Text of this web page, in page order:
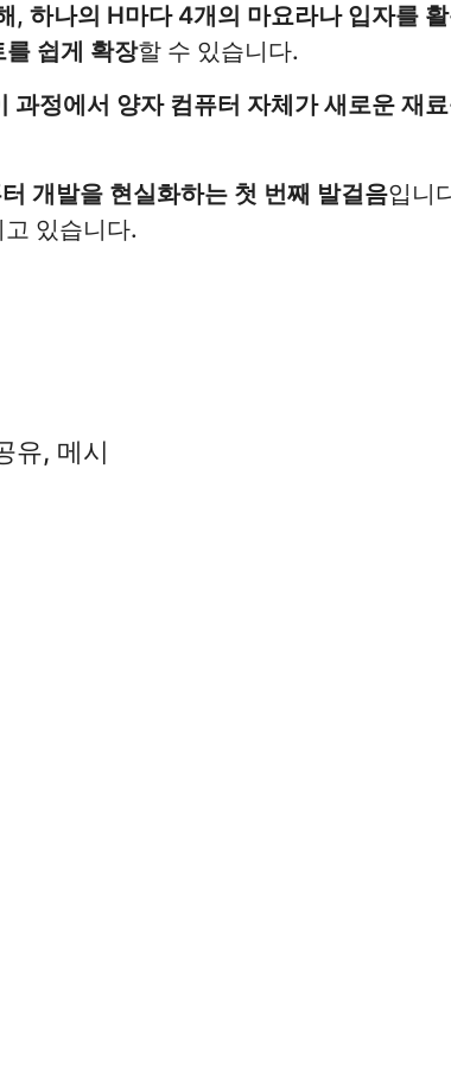
, 하나의 H마다 4개의 마요라나 입자를
를 쉽게 확장할 수 있습니다.
정에서 양자 컴퓨터 자체가 새로운 재
개발을 현실화하는 첫 번째 발걸음입니
있습니다.
유, 메시